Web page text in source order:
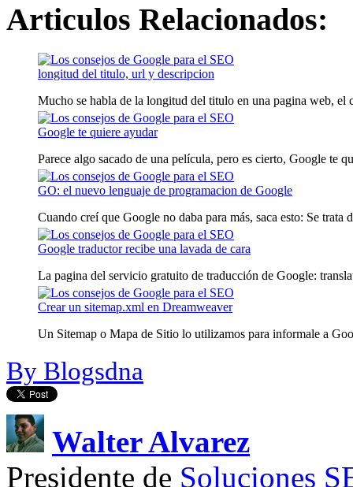
Articulos Relacionados:
longitud del titulo, url y descripcion
Mucho se habla de la longitud del titulo en una pagina web, el
Google te quiere ayudar
Parece algo sacado de una película, pero es cierto, Google te
GO: el nuevo lenguaje de programacion de Google
Cuando creí que Google no daba para más, saca esto: Se trata
Google traductor recibe una lavada de cara
La pagina del servicio gratuito de traducción de Google:
Crear un sitemap.xml en Dreamweaver
Un Sitemap o Mapa de Sitio lo utilizamos para informale a
By Blogsdna
Walter Alvarez
Presidente de Soluciones